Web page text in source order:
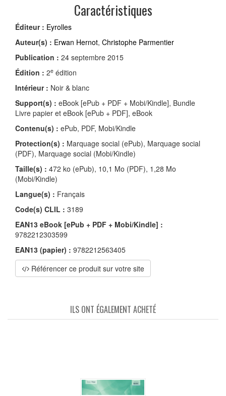
Caractéristiques
Éditeur : Eyrolles
Auteur(s) : Erwan Hernot, Christophe Parmentier
Publication : 24 septembre 2015
Édition : 2e édition
Intérieur : Noir & blanc
Support(s) : eBook [ePub + PDF + Mobi/Kindle], Bundle
Livre papier et eBook [ePub + PDF], eBook
Contenu(s) : ePub, PDF, Mobi/Kindle
Protection(s) : Marquage social (ePub), Marquage social
(PDF), Marquage social (Mobi/Kindle)
Taille(s) : 472 ko (ePub), 10,1 Mo (PDF), 1,28 Mo
(Mobi/Kindle)
Langue(s) : Français
Code(s) CLIL : 3189
EAN13 eBook [ePub + PDF + Mobi/Kindle] :
9782212303599
EAN13 (papier) : 9782212563405
Référencer ce produit sur votre site
ILS ONT ÉGALEMENT ACHETÉ